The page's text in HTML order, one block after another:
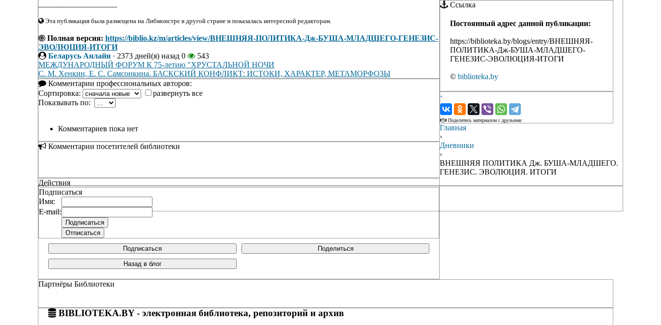
Эта публикация была размещена на Либмонстре в другой стране и показалась интересной редакторам.
Полная версия: https://biblio.kz/m/articles/view/ВНЕШНЯЯ-ПОЛИТИКА-Дж-БУША-МЛАДШЕГО-ГЕНЕЗИС-
ЭВОЛЮЦИЯ-ИТОГИ
Беларусь Анлайн · 2373 дней(я) назад 0
543
МЕЖДУНАРОДНЫЙ ФОРУМ К 75-летию "ХРУСТАЛЬНОЙ НОЧИ
С. М. Хенкин, Е. С. Самсонкина. БАСКСКИЙ КОНФЛИКТ: ИСТОКИ, ХАРАКТЕР, МЕТАМОРФОЗЫ
Комментарии профессиональных авторов:
Сортировка:
развернуть все
Показывать по:
Комментариев пока нет
Комментарии посетителей библиотеки
Действия
Подписаться
Имя:
E-mail:
Подписаться Поделиться
Назад в блог
Ссылка
Постоянный адрес данной публикации:
https://biblioteka.by/blogs/entry/ВНЕШНЯЯ-
ПОЛИТИКА-Дж-БУША-МЛАДШЕГО-
ГЕНЕЗИС-ЭВОЛЮЦИЯ-ИТОГИ
© biblioteka.by
‹
›
Поделитесь материалом с друзьями
Партнёры Библиотеки
BIBLIOTEKA.BY - электронная библиотека, репозиторий и архив
Главная
›
Дневники
›
ВНЕШНЯЯ ПОЛИТИКА Дж. БУША-МЛАДШЕГО.
ГЕНЕЗИС. ЭВОЛЮЦИЯ. ИТОГИ